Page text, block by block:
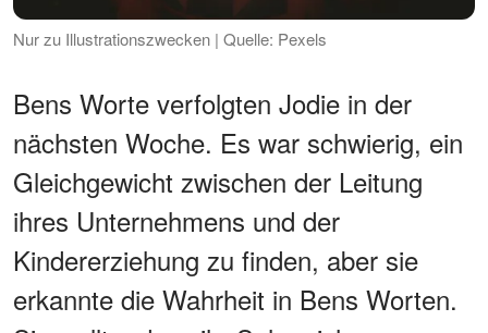
Nur zu Illustrationszwecken | Quelle: Pexels
Bens Worte verfolgten Jodie in der
nächsten Woche. Es war schwierig, ein
Gleichgewicht zwischen der Leitung
ihres Unternehmens und der
Kindererziehung zu finden, aber sie
erkannte die Wahrheit in Bens Worten.